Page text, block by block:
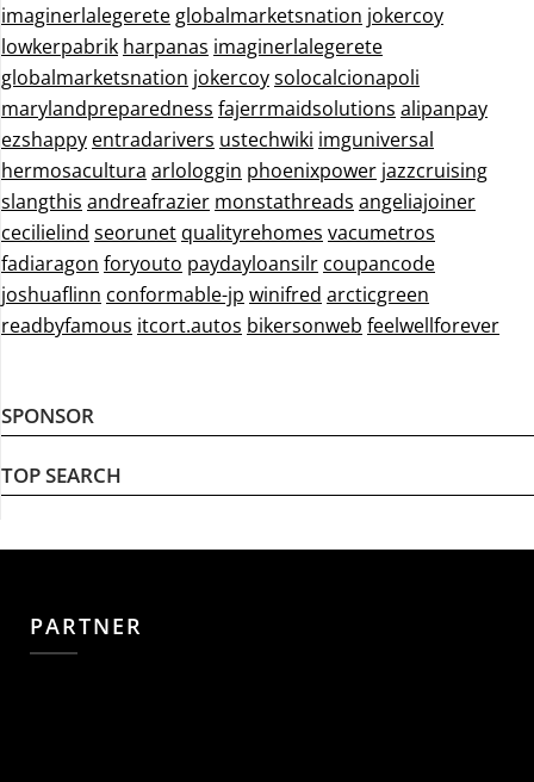
imaginerlalegerete globalmarketsnation jokercoy
lowkerpabrik harpanas imaginerlalegerete
globalmarketsnation jokercoysolocalcionapoli
marylandpreparedness fajerrmaidsolutions alipanpay
ezshappy entradarivers ustechwiki imguniversal
hermosacultura arlologgin phoenixpower jazzcruising
slangthis andreafrazier monstathreads angeliajoiner
cecilielind seorunet qualityrehomes vacumetros
fadiaragon foryouto paydayloansilr coupancode
joshuaflinn conformable-jp winifred arcticgreen
readbyfamous itcort.autos bikersonweb feelwellforever
SPONSOR
TOP SEARCH
PARTNER